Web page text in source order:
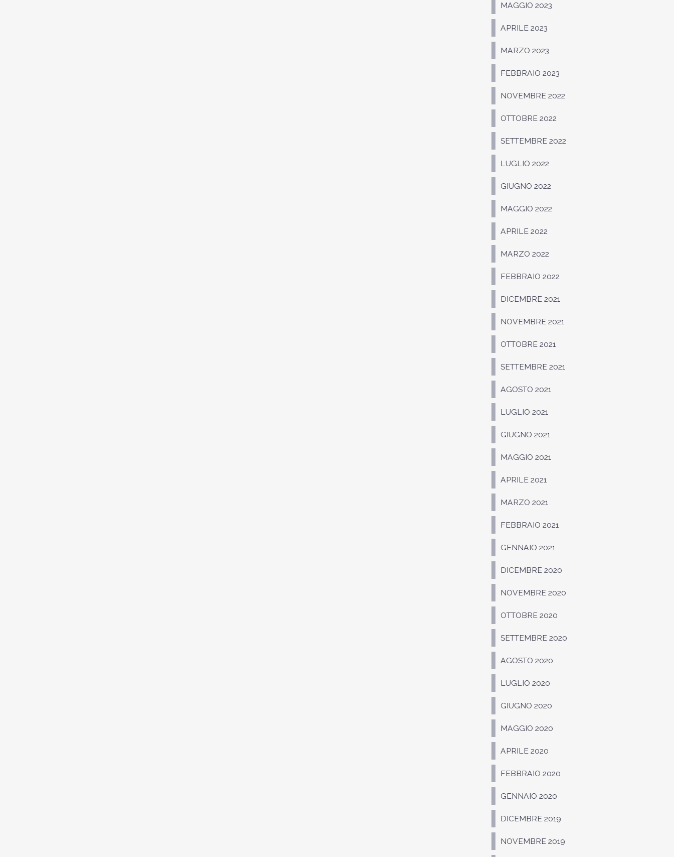
MAGGIO 2023
APRILE 2023
MARZO 2023
FEBBRAIO 2023
NOVEMBRE 2022
OTTOBRE 2022
SETTEMBRE 2022
LUGLIO 2022
GIUGNO 2022
MAGGIO 2022
APRILE 2022
MARZO 2022
FEBBRAIO 2022
DICEMBRE 2021
NOVEMBRE 2021
OTTOBRE 2021
SETTEMBRE 2021
AGOSTO 2021
LUGLIO 2021
GIUGNO 2021
MAGGIO 2021
APRILE 2021
MARZO 2021
FEBBRAIO 2021
GENNAIO 2021
DICEMBRE 2020
NOVEMBRE 2020
OTTOBRE 2020
SETTEMBRE 2020
AGOSTO 2020
LUGLIO 2020
GIUGNO 2020
MAGGIO 2020
APRILE 2020
FEBBRAIO 2020
GENNAIO 2020
DICEMBRE 2019
NOVEMBRE 2019